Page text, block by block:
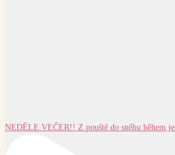
NEDĚLE VEČER!! Z pouště do sněhu během